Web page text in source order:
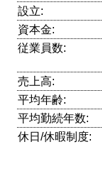
設立:
資本金:
従業員数:
売上高:
平均年齢:
平均勤続年数:
休日/休暇制度: